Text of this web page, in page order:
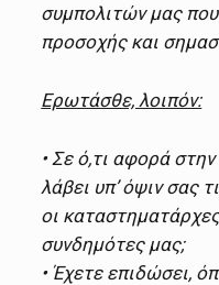
συμπολιτών μας
προσοχής και
Ερωτάσθε, λοιπόν:
• Σε ό,τι αφορά
λάβει υπ’ όψιν σας
οι
συνδημότες μας;
• Έχετε επιδώσει,